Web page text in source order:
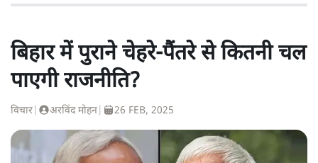
बिहार में पुराने चेहरे-पैंतरे से कितनी चल
पाएगी राजनीति?
विचार अरविंद मोहन 26 FEB, 2025